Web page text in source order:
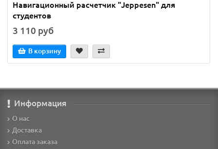
Навигационный расчетчик "Jeppesen" для
студентов
3 110 руб
В корзину
Информация
О нас
Доставка
Оплата заказа